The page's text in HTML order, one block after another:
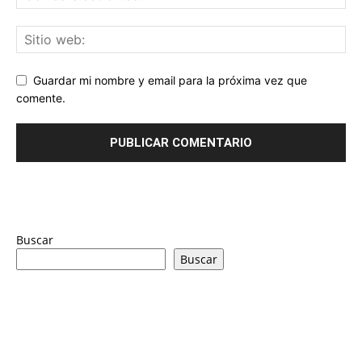
Guardar mi nombre y email para la próxima vez que
comente.
Buscar
Buscar